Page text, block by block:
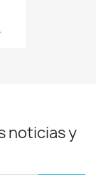
noticias y